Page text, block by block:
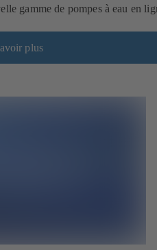
gamme de pompes à eau en
plus